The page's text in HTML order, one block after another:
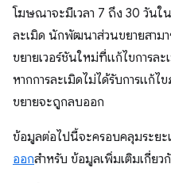
โฆษณาจะมีเวลา 7 ถึง 30 วัน
ละเมิด นักพัฒนาส่วนขยายสาม
ขยายเวอร์ชันใหม่ที่แก้ไขการละ
หากการละเมิดไม่ได้รับการแก้ไ
ขยายจะถูกลบออก
ข้อมูลต่อไปนี้จะครอบคลุมระยะ
ออกสำหรับ ข้อมูลเพิ่มเติมเกี่ยว